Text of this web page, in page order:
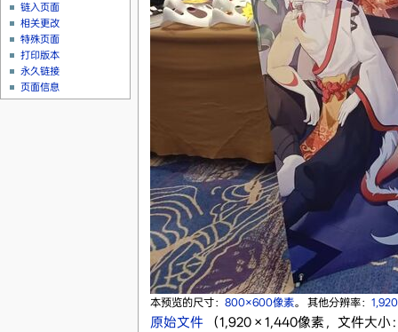
本预览的尺寸： 800×600像素。 其他分辨率：
原始文件‎ （1,920 × 1,440像素，文件大
链入页面
相关更改
特殊页面
打印版本
永久链接
页面信息